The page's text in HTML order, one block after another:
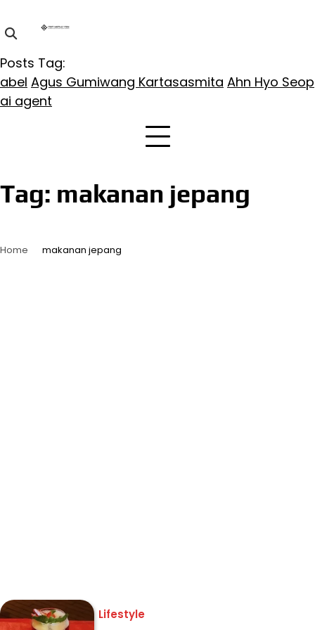
to
Posts Tag:
abel Agus Gumiwang Kartasasmita Ahn Hyo Seop
ai agent
Tag: makanan jepang
Home makanan jepang
Lifestyle